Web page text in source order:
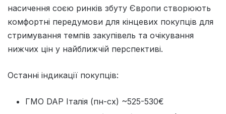
насичення соєю ринків збуту Європи створюють
комфортні передумови для кінцевих покупців для
стримування темпів закупівель та очікування
нижчих цін у найближчій перспективі.
Останні індикації покупців:
ГМО DAP Італія (пн-сх) ~525-530€